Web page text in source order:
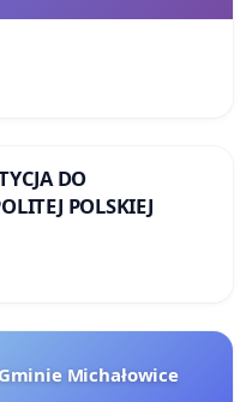
DO
POLSKIEJ
Michałowice